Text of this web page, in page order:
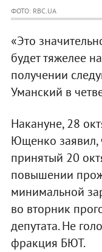
ФОТО: RBC.UA
«Это
будет тяжелее
получении
Уманский в
Накануне, 28
Ющенко заявил,
принятый 20
повышении
минимальной
во вторник
депутата. Не
фракция БЮТ.